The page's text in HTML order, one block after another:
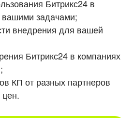
Битрикс24 в
вашими задачами;
внедрения для вашей
Битрикс24 в компаниях
КП от разных партнеров